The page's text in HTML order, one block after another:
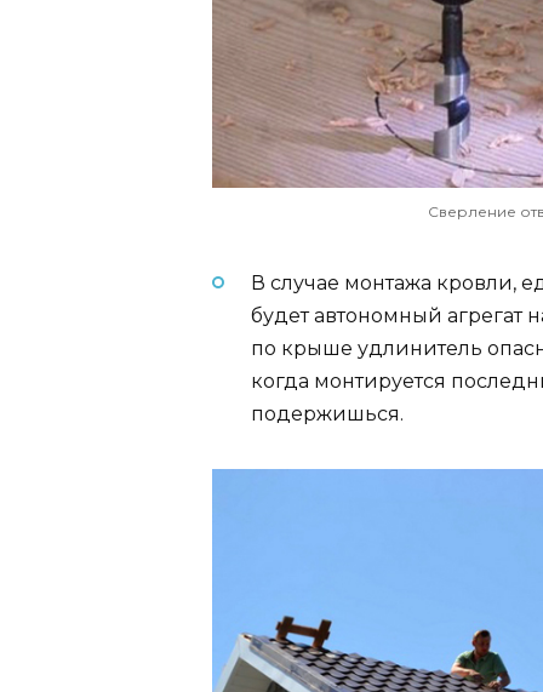
Сверление
В случае монтажа кровли,
будет автономный агрегат
по крыше удлинитель
когда монтируется
подержишься.